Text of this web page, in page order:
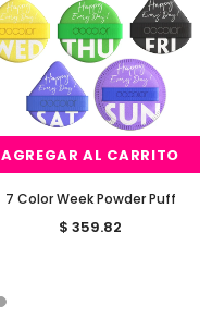
AGREGAR AL CARRITO
7 Color Week Powder Puff
$ 359.82